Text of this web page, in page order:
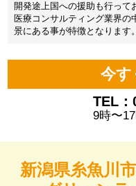
開発途上国への援助も行って
医療コンサルティング業界の
景にある事が特徴となります。
今す
TEL：
9時〜
新潟県糸魚川